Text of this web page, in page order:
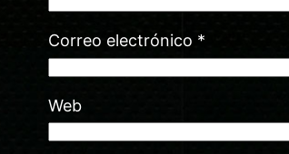
Correo electrónico *
Web